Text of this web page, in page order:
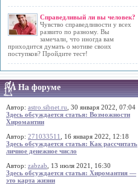
Справедливый ли вы человек?
Чувство справедливости у всех
развито по разному. Вы
замечали, что иногда вам
приходится думать о мотиве своих
поступков? Пройдите тест!
На форуме
Автор: astro.sibnet.ru , 30 января 2022, 07:04
Здесь обсуждается статья: Возможности
Хиромантии
Автор: 271033511
, 16 января 2022, 12:18
Здесь обсуждается статья: Как рассчитать
личное денежное число
Автор: zabzab , 13 июля 2021, 16:30
Здесь обсуждается статья: Хиромантия —
это карта жизни